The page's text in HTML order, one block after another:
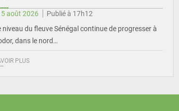
5 août 2026
Publié à 17h12
niveau du fleuve Sénégal continue de progresser à
dans le nord…
PLUS